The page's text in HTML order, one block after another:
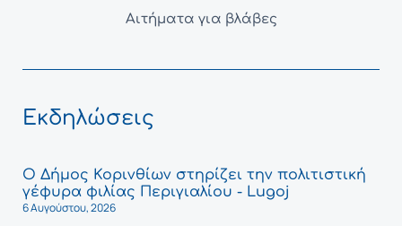
Αιτήματα για βλάβες
Εκδηλώσεις
Ο Δήμος Κορινθίων στηρίζει την πολιτιστική
γέφυρα φιλίας Περιγιαλίου - Lugoj
6 Αυγούστου, 2026